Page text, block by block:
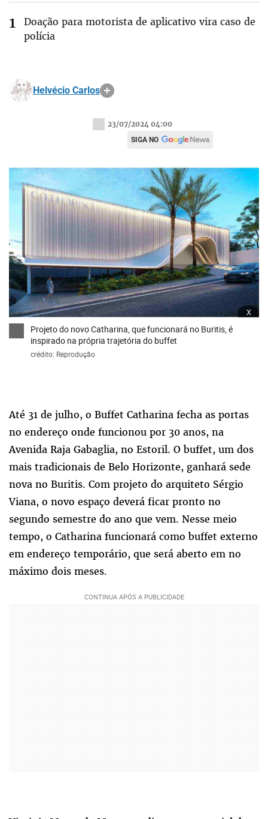
Doação para motorista de aplicativo vira caso de
polícia
Helvécio Carlos
23/07/2024 04:00
SIGA NO
x
Projeto do novo Catharina, que funcionará no Buritis, é
inspirado na própria trajetória do buffet
crédito: Reprodução
Até 31 de julho, o Buffet Catharina fecha as portas
no endereço onde funcionou por 30 anos, na
Avenida Raja Gabaglia, no Estoril. O buffet, um dos
mais tradicionais de Belo Horizonte, ganhará sede
nova no Buritis. Com projeto do arquiteto Sérgio
Viana, o novo espaço deverá ficar pronto no
segundo semestre do ano que vem. Nesse meio
tempo, o Catharina funcionará como buffet externo
em endereço temporário, que será aberto em no
máximo dois meses.